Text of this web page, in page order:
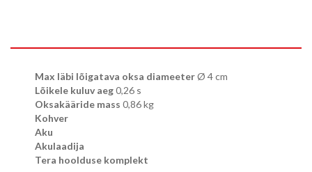
Max läbi lõigatava oksa diameeterØ 4 cm
Lõikele kuluv aeg0,26 s
Oksakääride mass 0,86 kg
Kohver
Aku
Akulaadija
Tera hoolduse komplekt